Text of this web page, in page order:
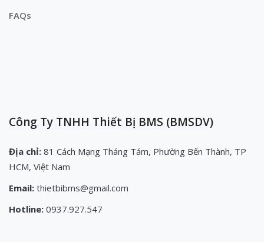
FAQs
Công Ty TNHH Thiết Bị BMS (BMSDV)
Địa chỉ: 81 Cách Mạng Tháng Tám, Phường Bến Thành, TP
HCM, Việt Nam
Email: thietbibms@gmail.com
Hotline: 0937.927.547